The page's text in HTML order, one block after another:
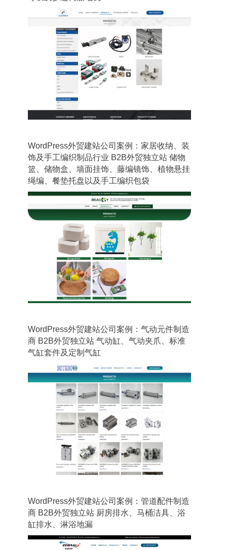
WordPress外贸建站公司案例：家居收纳、装
饰及手工编织制品行业 B2B外贸独立站 储物
篮、储物盒、墙面挂饰、藤编镜饰、植物悬挂
绳编、餐垫托盘以及手工编织包袋
WordPress外贸建站公司案例：气动元件制造
商 B2B外贸独立站 气动缸、气动夹爪、标准
气缸套件及定制气缸
WordPress外贸建站公司案例：管道配件制造
商 B2B外贸独立站 厨房排水、马桶洁具、浴
缸排水、淋浴地漏